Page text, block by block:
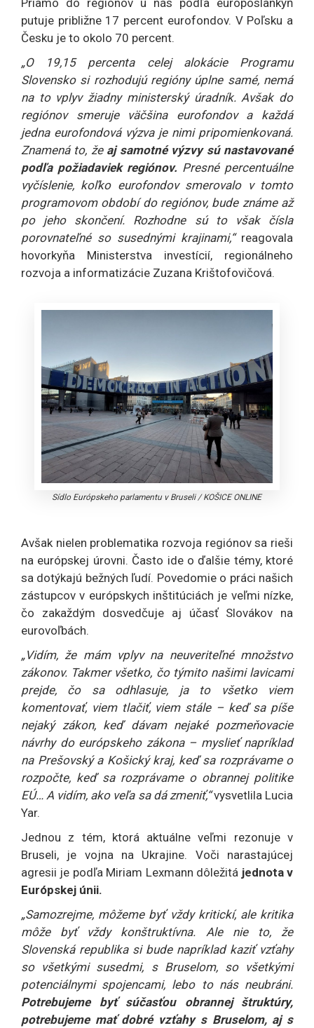
Priamo do regiónov u nás podľa europoslankýň
putuje približne 17 percent eurofondov. V Poľsku a
Česku je to okolo 70 percent.
„O 19,15 percenta celej alokácie Programu
Slovensko si rozhodujú regióny úplne samé, nemá
na to vplyv žiadny ministerský úradník. Avšak do
regiónov smeruje väčšina eurofondov a každá
jedna eurofondová výzva je nimi pripomienkovaná.
Znamená to, že aj samotné výzvy sú nastavované
podľa požiadaviek regiónov. Presné percentuálne
vyčíslenie, koľko eurofondov smerovalo v tomto
programovom období do regiónov, bude známe až
po jeho skončení. Rozhodne sú to však čísla
porovnateľné so susednými krajinami,“reagovala
hovorkyňa Ministerstva investícií, regionálneho
rozvoja a informatizácie Zuzana Krištofovičová.
Sídlo Európskeho parlamentu v Bruseli/KOŠICE ONLINE
Avšak nielen problematika rozvoja regiónov sa rieši
na európskej úrovni. Často ide o ďalšie témy, ktoré
sa dotýkajú bežných ľudí. Povedomie o práci našich
zástupcov v európskych inštitúciách je veľmi nízke,
čo zakaždým dosvedčuje aj účasť Slovákov na
eurovoľbách.
„Vidím, že mám vplyv na neuveriteľné množstvo
zákonov. Takmer všetko, čo týmito našimi lavicami
prejde, čo sa odhlasuje, ja to všetko viem
komentovať, viem tlačiť, viem stále – keď sa píše
nejaký zákon, keď dávam nejaké pozmeňovacie
návrhy do európskeho zákona – myslieť napríklad
na Prešovský a Košický kraj, keď sa rozprávame o
rozpočte, keď sa rozprávame o obrannej politike
EÚ… A vidím, ako veľa sa dá zmeniť,“vysvetlila Lucia
Yar.
Jednou z tém, ktorá aktuálne veľmi rezonuje v
Bruseli, je vojna na Ukrajine. Voči narastajúcej
agresii je podľa Miriam Lexmann dôležitá jednota v
Európskej únii.
„Samozrejme, môžeme byť vždy kritickí, ale kritika
môže byť vždy konštruktívna. Ale nie to, že
Slovenská republika si bude napríklad kaziť vzťahy
so všetkými susedmi, s Bruselom, so všetkými
potenciálnymi spojencami, lebo to nás neubráni.
Potrebujeme byť súčasťou obrannej štruktúry,
potrebujeme mať dobré vzťahy s Bruselom, aj s